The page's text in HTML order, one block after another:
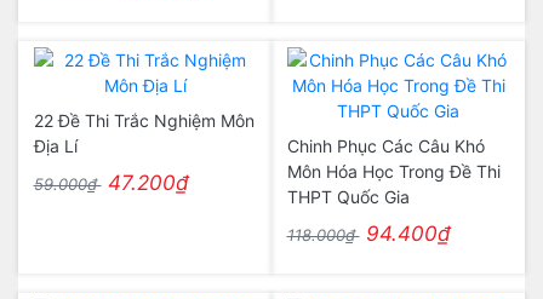
22 Đề Thi Trắc Nghiệm Môn
Địa Lí
59.000₫ 47.200₫
Chinh Phục Các Câu Khó
Môn Hóa Học Trong Đề Thi
THPT Quốc Gia
118.000₫ 94.400₫